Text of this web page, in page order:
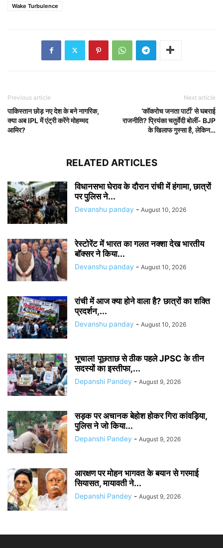
Wake Turbulence
Previous article
पाकिस्तान छोड़ नए देश के बने नागरिक,
क्या अब IPL में एंट्री करेंगे मोहम्मद
आमिर?
Next article
‘कॉकरोच जनता पार्टी’ से घबराई
राजनीति? प्रियंका चतुर्वेदी बोलीं- BJP
के खिलाफ गुस्सा है, लेकिन…
RELATED ARTICLES
विधानसभा घेराव के दौरान रांची में हंगामा, छात्रों
पर पुलिस ने...
Devanshu panday - August 10, 2026
रेस्टोरेंट में भारत का गलत नक्शा देख भारतीय
बॉक्सर ने किया...
Devanshu panday - August 10, 2026
रांची में आज क्या होने वाला है? छात्रों का शक्ति
प्रदर्शन,...
Devanshu panday - August 10, 2026
भूचाल! पूछताछ से ठीक पहले JPSC के तीन
सदस्यों का इस्तीफा,...
Depanshi Pandey - August 9, 2026
सड़क पर अचानक बेहोश होकर गिरा कांवड़िया,
पुलिस ने जो किया...
Depanshi Pandey - August 9, 2026
आरक्षण पर मोहन भागवत के बयान से गरमाई
सियासत, मायावती ने...
Depanshi Pandey - August 9, 2026